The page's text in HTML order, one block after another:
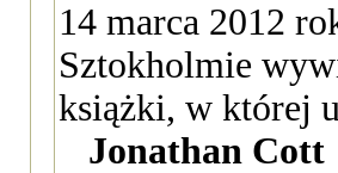
14 marca 2012
Sztokholmie
książki, w której
Jonathan Cott